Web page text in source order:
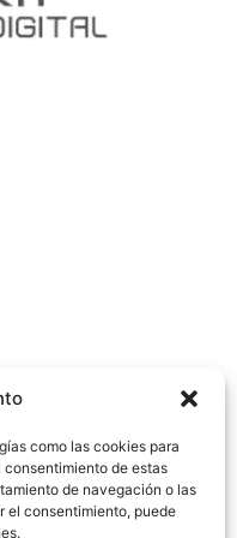
como las cookies para
de estas
de navegación o las
el consentimiento, puede